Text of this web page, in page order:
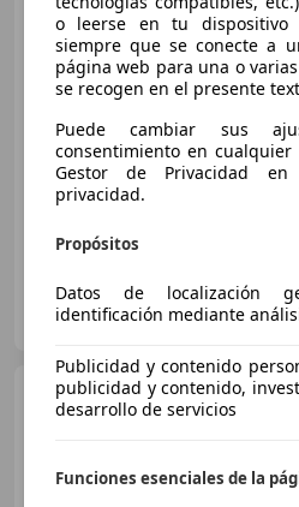
€
12/2018 165.000 km
AUTOS E.I.C
ES-27192 LUGO
o leerse en tu dispositivo
siempre que se conecte a
página web para una o
se recogen en el presente
Puede cambiar sus
consentimiento en
Gestor de Privacidad
privacidad.
Propósitos
Datos de localización
identificación mediante
Publicidad y contenido
publicidad y contenido,
desarrollo de servicios
Funciones esenciales de la